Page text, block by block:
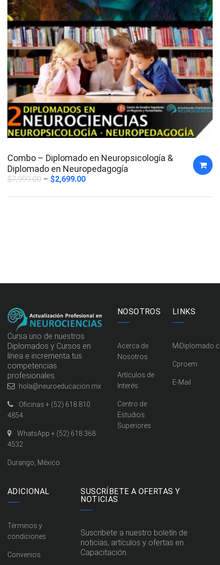
Combo – Diplomado en Neuropsicología &
Diplomado en Neuropedagogía
$7,999.00 $2,699.00
Cursa uno de nuestros
Diplomados y Cursos en
línea e incrementa tus
competencias
profesionales.
hola@neuroeducacion.mx
Oficinas + (52) 618 810
4854
WhatsApp + (52) 618 368
4532
Durango, México.
NOSOTROS
Acerca de
Nosotros
Artículos de
Interés
Centro de
Estudios
Superiores
LINKS
Cproem
E-Mail
ADICIONAL
Términos y
condiciones
Convenios
SUSCRÍBETE A OFERTAS Y
NOTICIAS
Suscribete a nuestro boletín de
noticias, artículos y ofertas en
Capacitación.